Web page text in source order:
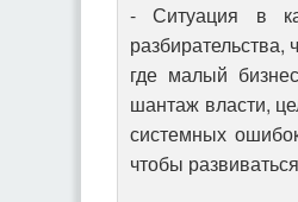
- Ситуация в
где малый
шантаж власти,
системных
чтобы